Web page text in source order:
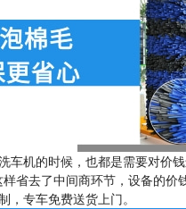
车机的时候，也都是需要对价
省去了中间商环节，设备的价
专车免费送货上门。